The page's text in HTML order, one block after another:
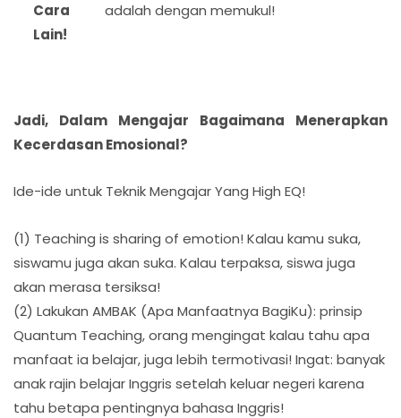
Cara
Lain!
adalah dengan memukul!
Jadi, Dalam Mengajar Bagaimana Menerapkan
Kecerdasan Emosional?
Ide-ide untuk Teknik Mengajar Yang High EQ!
(1) Teaching is sharing of emotion! Kalau kamu suka,
siswamu juga akan suka. Kalau terpaksa, siswa juga
akan merasa tersiksa!
(2) Lakukan AMBAK (Apa Manfaatnya BagiKu): prinsip
Quantum Teaching, orang mengingat kalau tahu apa
manfaat ia belajar, juga lebih termotivasi! Ingat: banyak
anak rajin belajar Inggris setelah keluar negeri karena
tahu betapa pentingnya bahasa Inggris!